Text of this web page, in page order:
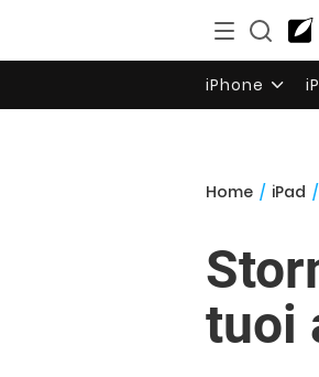
iPhone
Home / iPad /
tuoi